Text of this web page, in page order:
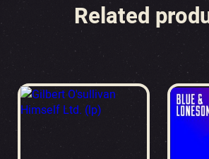
Related